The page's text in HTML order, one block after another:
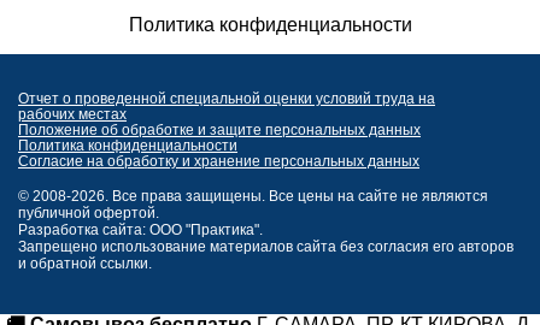
Политика конфиденциальности
Отчет о проведенной специальной оценки условий труда на
рабочих местах
Положение об обработке и защите персональных данных
Политика конфиденциальности
Согласие на обработку и хранение персональных данных
© 2008-2026. Все права защищены. Все цены на сайте не являются
публичной офертой.
Разработка сайта: ООО "Практика".
Запрещено использование материалов сайта без согласия его авторов
и обратной ссылки.